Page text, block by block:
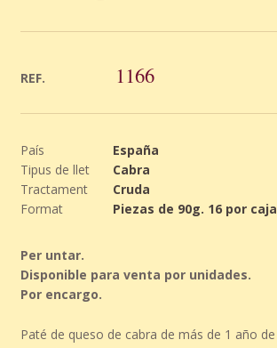
REF. 1166
País
España
Tipus de llet
Cabra
Tractament
Cruda
Format
Piezas de 90g. 16 por caja
Per untar.
Disponible para venta por unidades.
Por encargo.
Paté de queso de cabra de más de 1 año